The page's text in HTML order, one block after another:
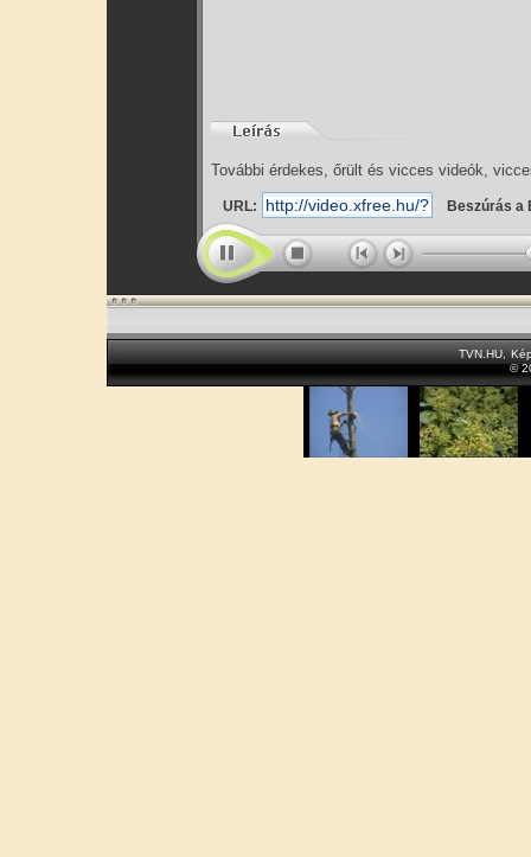
További érdekes, őrült és vicces videók,
URL: Beszúrás a
TVN.HU
©